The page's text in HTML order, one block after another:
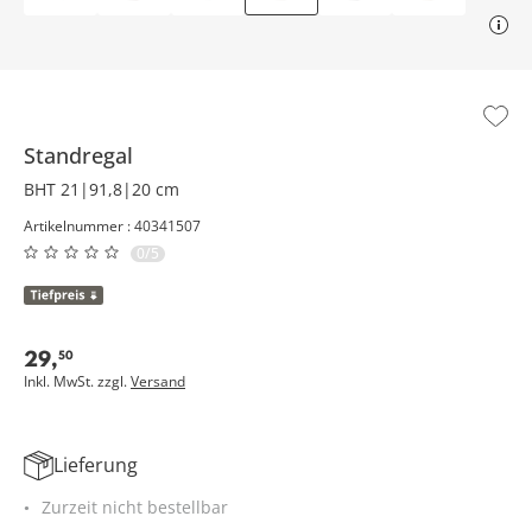
Standregal
BHT 21|91,8|20 cm
Artikelnummer : 40341507
0/5
29,50
Inkl. MwSt. zzgl.Versand
Lieferung
Zurzeit nicht bestellbar